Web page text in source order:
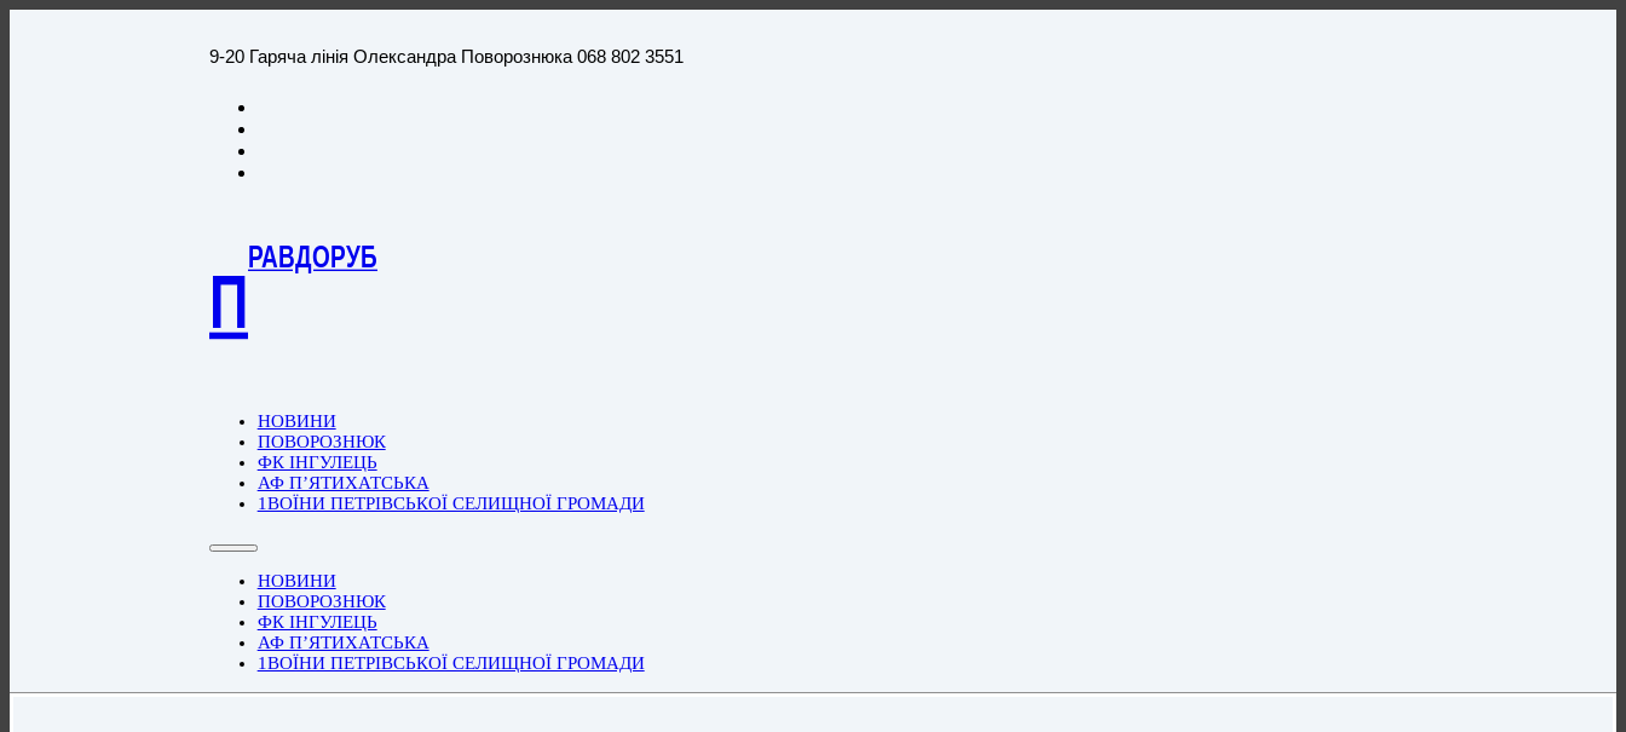
9-20 Гаряча лінія Олександра Поворознюка 068 802 3551
П
РАВДОРУБ
НОВИНИ
ПОВОРОЗНЮК
ФК ІНГУЛЕЦЬ
АФ П’ЯТИХАТСЬКА
1ВОЇНИ ПЕТРІВСЬКОЇ СЕЛИЩНОЇ ГРОМАДИ
НОВИНИ
ПОВОРОЗНЮК
ФК ІНГУЛЕЦЬ
АФ П’ЯТИХАТСЬКА
1ВОЇНИ ПЕТРІВСЬКОЇ СЕЛИЩНОЇ ГРОМАДИ